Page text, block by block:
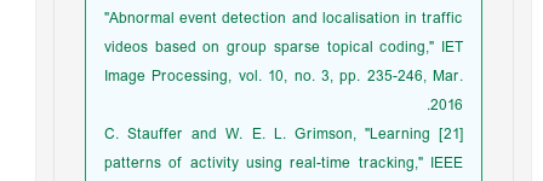
"Abnormal event detection and localisation in traffic
videos based on group sparse topical coding," IET
Image Processing, vol. 10, no. 3, pp. 235-246, Mar.
2016.
[21] C. Stauffer and W. E. L. Grimson, "Learning
patterns of activity using real-time tracking," IEEE